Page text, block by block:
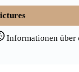
Informationen über